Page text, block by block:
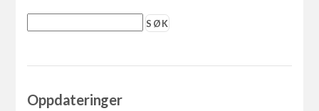
Oppdateringer